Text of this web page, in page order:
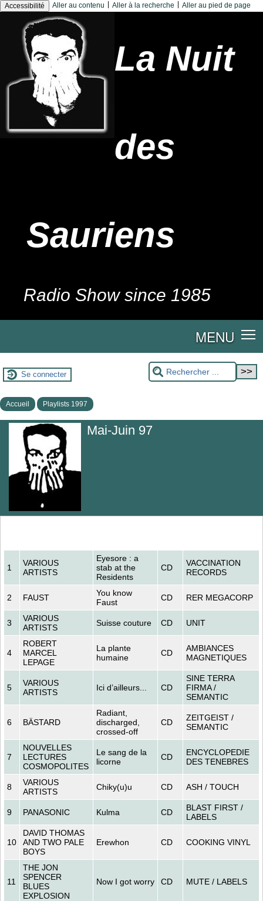
Accessibilité Aller au contenu Aller à la recherche Aller au pied de page
La Nuit
des
Sauriens
Radio Show since 1985
MENU
Se connecter
Accueil Playlists 1997
Mai-Juin 97
1
VARIOUS
ARTISTS
Eyesore : a
stab at the
Residents
CD
VACCINATION
RECORDS
2 FAUST
You know
Faust
CD RER MEGACORP
3
VARIOUS
ARTISTS
Suisse couture CD UNIT
4
ROBERT
MARCEL
LEPAGE
La plante
humaine
CD
AMBIANCES
MAGNETIQUES
5
VARIOUS
ARTISTS
Ici d’ailleurs... CD
SINE TERRA
FIRMA /
SEMANTIC
6 BÄSTARD
Radiant,
discharged,
crossed-off
CD
ZEITGEIST /
SEMANTIC
7
NOUVELLES
LECTURES
COSMOPOLITES
Le sang de la
licorne
CD
ENCYCLOPEDIE
DES TENEBRES
8
VARIOUS
ARTISTS
Chiky(u)u CD ASH / TOUCH
9 PANASONIC Kulma CD
BLAST FIRST /
LABELS
10
DAVID THOMAS
AND TWO PALE
BOYS
Erewhon CD COOKING VINYL
11
THE JON
SPENCER
BLUES
EXPLOSION
Now I got worry CD MUTE / LABELS